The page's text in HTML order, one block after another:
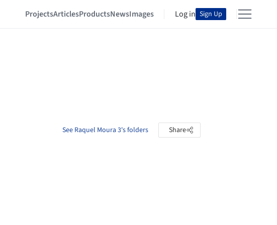
ProjectsArticlesProductsNewsImages Log in Sign Up
See Raquel Moura 3's folders Share